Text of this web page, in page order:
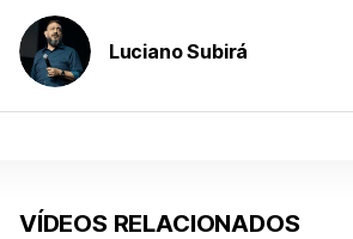
Luciano Subirá
VÍDEOS RELACIONADOS